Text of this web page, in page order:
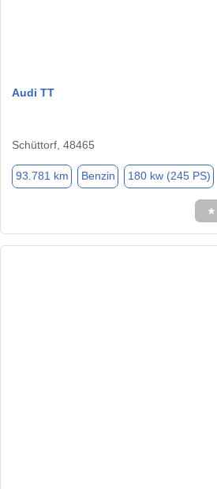
Audi TT
Schüttorf, 48465
93.781 km Benzin 180 kw (245 PS)
★